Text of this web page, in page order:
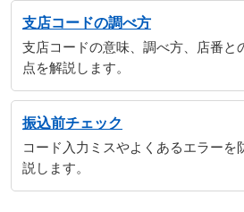
支店コードの調べ方
支店コードの意味、調べ方、店番と
点を解説します。
振込前チェック
コード入力ミスやよくあるエラーを
説します。